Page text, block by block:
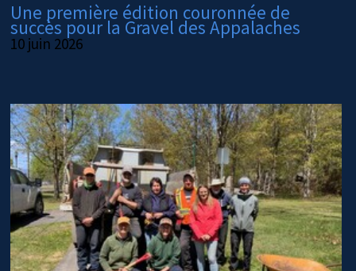
Une première édition couronnée de
succès pour la Gravel des Appalaches
10 juin 2026